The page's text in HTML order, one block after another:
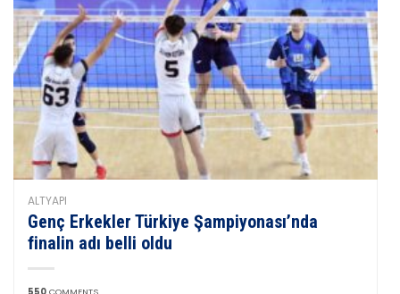
ALTYAPI
Genç Erkekler Türkiye Şampiyonası’nda
finalin adı belli oldu
550 COMMENTS